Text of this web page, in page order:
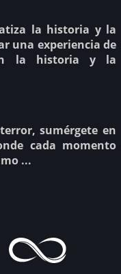
la historia y la
una experiencia de
la historia y la
sumérgete en
cada momento
...